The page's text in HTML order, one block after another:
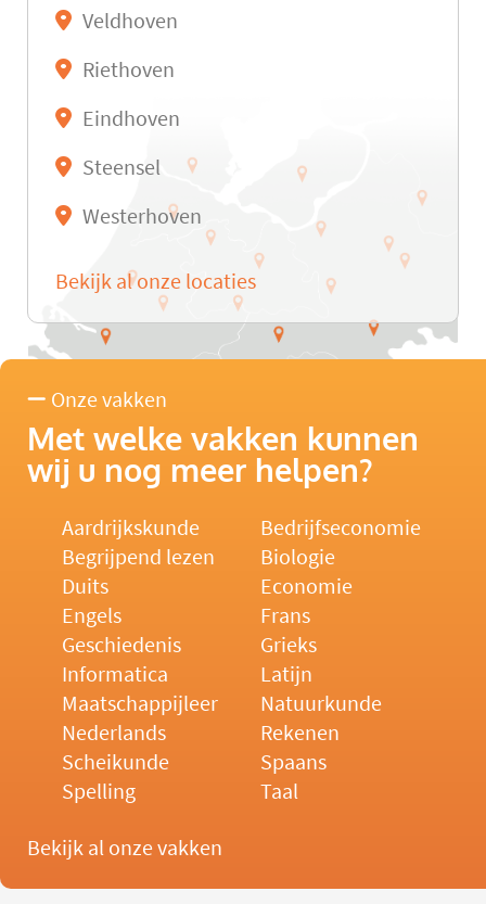
Veldhoven
Riethoven
Eindhoven
Steensel
Westerhoven
Bekijk al onze locaties
Onze vakken
Met welke vakken kunnen
wij u nog meer helpen?
Aardrijkskunde
Bedrijfseconomie
Begrijpend lezen
Biologie
Duits
Economie
Engels
Frans
Geschiedenis
Grieks
Informatica
Latijn
Maatschappijleer
Natuurkunde
Nederlands
Rekenen
Scheikunde
Spaans
Spelling
Taal
Bekijk al onze vakken